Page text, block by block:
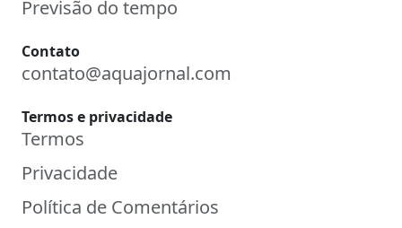
Previsão do tempo
Contato
contato@aquajornal.com
Termos e privacidade
Termos
Privacidade
Política de Comentários